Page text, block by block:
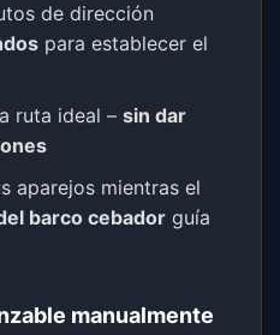
de dirección
para establecer el
ruta ideal –sin dar
aparejos mientras el
barco cebador guía
manualmente